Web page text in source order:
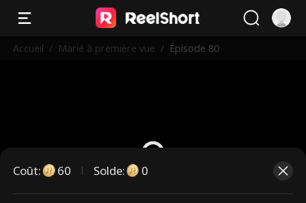
Accueil / Marié à première vue / Épisode 80
Coût: 60 Solde: 0